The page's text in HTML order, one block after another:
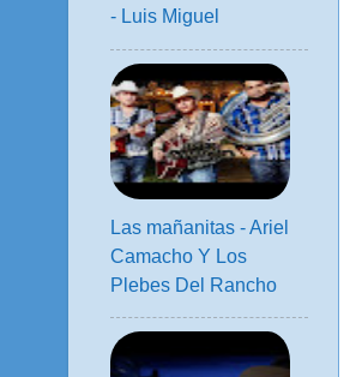
- Luis Miguel
Las mañanitas - Ariel
Camacho Y Los
Plebes Del Rancho